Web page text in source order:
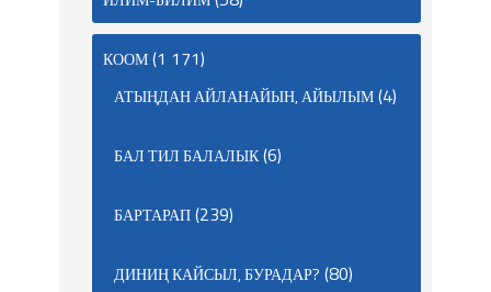
КООМ(1 171)
АТЫҢДАН АЙЛАНАЙЫН, АЙЫЛЫМ(4)
БАЛ ТИЛ БАЛАЛЫК(6)
БАРТАРАП(239)
ДИНИҢ КАЙСЫЛ, БУРАДАР? (80)